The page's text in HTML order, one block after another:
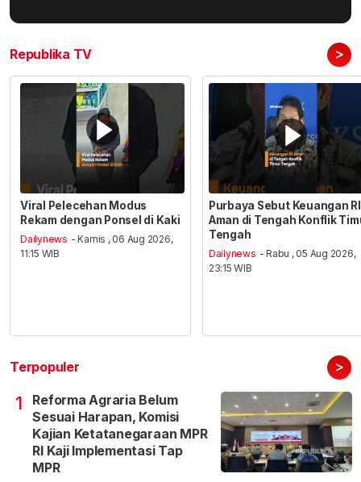
Republika TV >
Viral Pelecehan Modus
Rekam dengan Ponsel di Kaki
Dailynews - Kamis , 06 Aug 2026,
11:15 WIB
Purbaya Sebut Keuangan RI
Aman di Tengah Konflik
Tengah
Dailynews - Rabu , 05 Aug 2026,
23:15 WIB
Terpopuler >
1
Reforma Agraria Belum
Sesuai Harapan, Komisi
Kajian Ketatanegaraan MPR
RI Kaji Implementasi Tap
MPR